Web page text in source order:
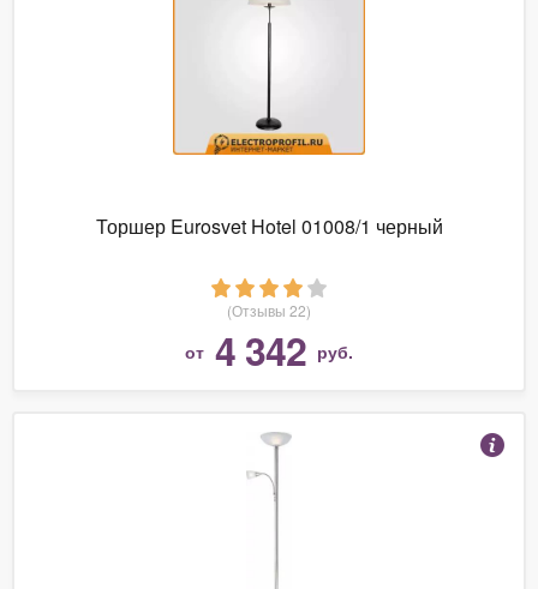
Торшер Eurosvet Hotel 01008/1 черный
(Отзывы 22)
от 4 342 руб.